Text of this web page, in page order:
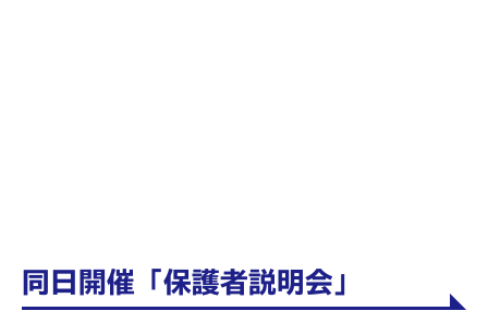
同日開催「保護者説明会」